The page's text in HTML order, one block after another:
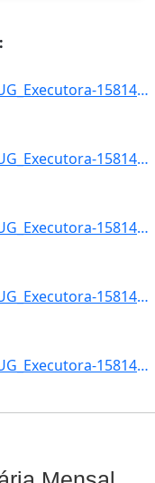
1016: Mes_Lancamento-MAI/2017-UG_Executora-158141-Acao_Governo-INST.FED.DE_EDUC.-CIENC.E_TEC.DO_RS-Item_In]
1017: Mes_Lancamento-MAI/2017-UG_Executora-158141-Acao_Governo-INST.FED.DE_EDUC.-CIENC.E_TEC.DO_RS-Item_In]
1018: Mes_Lancamento-MAI/2017-UG_Executora-158141-Acao_Governo-INST.FED.DE_EDUC.-CIENC.E_TEC.DO_RS-Item_In]
1019: Mes_Lancamento-MAI/2017-UG_Executora-158141-Acao_Governo-INST.FED.DE_EDUC.-CIENC.E_TEC.DO_RS-Item_In]
1020: Mes_Lancamento-MAI/2017-UG_Executora-158141-Acao_Governo-INST.FED.DE_EDUC.-CIENC.E_TEC.DO_RS-Item_In]